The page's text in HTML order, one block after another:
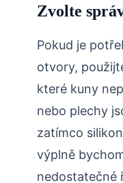
Zvolte⁣
Pokud je
otvory,
které kuny
nebo plechy
zatímco​
výplně
nedostatečné